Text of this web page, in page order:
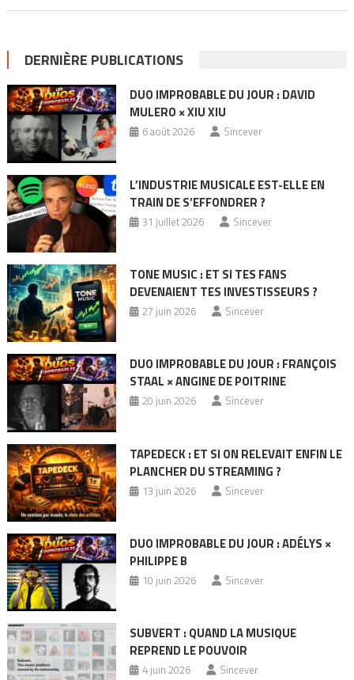
DERNIÈRE PUBLICATIONS
DUO IMPROBABLE DU JOUR : DAVID
MULERO × XIU XIU
6 août 2026 Sincever
L’INDUSTRIE MUSICALE EST-ELLE EN
TRAIN DE S’EFFONDRER ?
31 juillet 2026 Sincever
TONE MUSIC : ET SI TES FANS
DEVENAIENT TES INVESTISSEURS ?
27 juin 2026 Sincever
DUO IMPROBABLE DU JOUR : FRANÇOIS
STAAL × ANGINE DE POITRINE
20 juin 2026 Sincever
TAPEDECK : ET SI ON RELEVAIT ENFIN LE
PLANCHER DU STREAMING ?
13 juin 2026 Sincever
DUO IMPROBABLE DU JOUR : ADÉLYS ×
PHILIPPE B
10 juin 2026 Sincever
SUBVERT : QUAND LA MUSIQUE
REPREND LE POUVOIR
4 juin 2026 Sincever